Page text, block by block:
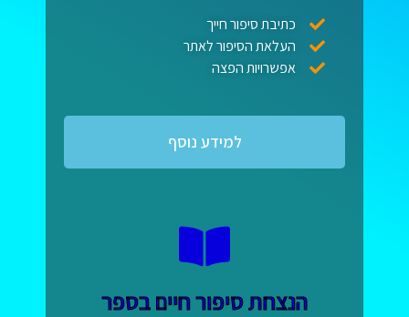
כתיבת סיפור חייך
העלאת הסיפור לאתר
אפשרויות הפצה
למידע נוסף
הנצחת סיפור חיים בספר